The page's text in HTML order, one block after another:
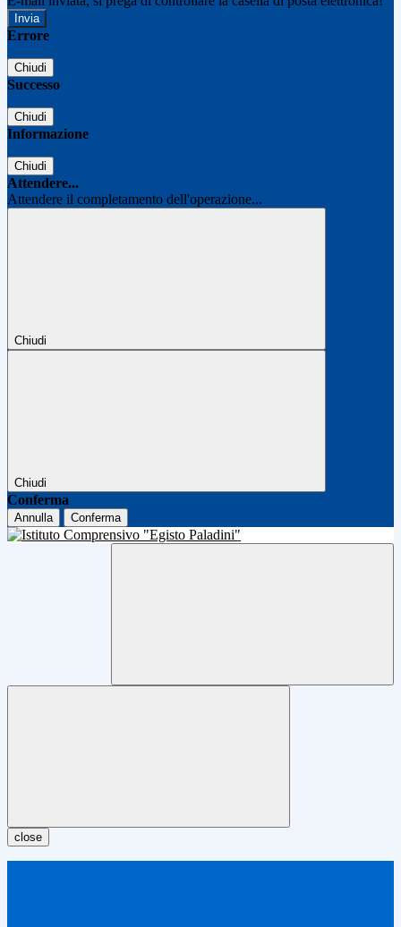
Errore
Chiudi
Successo
Chiudi
Informazione
Chiudi
Attendere...
Attendere il completamento dell'operazione...
Chiudi
Chiudi
Conferma
Annulla Conferma
close